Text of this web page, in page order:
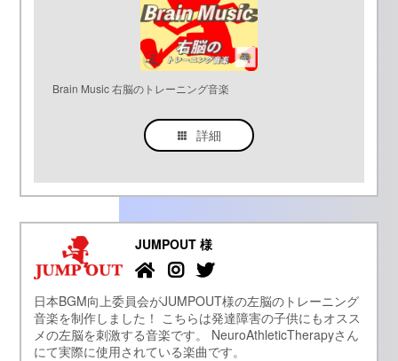
Brain Music 右脳のトレーニング音楽
詳細
JUMPOUT 様
日本BGM向上委員会がJUMPOUT様の左脳のトレーニング
音楽を制作しました！ こちらは発達障害の子供にもオスス
メの左脳を刺激する音楽です。 NeuroAthleticTherapyさん
にて実際に使用されている楽曲です。